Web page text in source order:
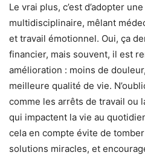
Le vrai plus, c’est d’adopter
multidisciplinaire, mêlant
et travail émotionnel. Oui, ça
financier, mais souvent, il est
amélioration : moins de
meilleure qualité de vie.
comme les arrêts de travail ou
qui impactent la vie au
cela en compte évite de
solutions miracles, et